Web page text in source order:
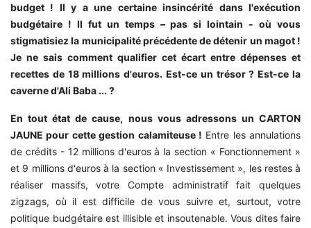
budget ! Il y a une certaine insincérité dans l'exécution
budgétaire ! Il fut un temps – pas si lointain - où vous
stigmatisiez la municipalité précédente de détenir un magot !
Je ne sais comment qualifier cet écart entre dépenses et
recettes de 18 millions d'euros. Est-ce un trésor ? Est-ce la
caverne d'Ali Baba ... ?
En tout état de cause, nous vous adressons un CARTON
JAUNE pour cette gestion calamiteuse ! Entre les annulations
de crédits - 12 millions d'euros à la section « Fonctionnement »
et 9 millions d'euros à la section « Investissement », les restes à
réaliser massifs, votre Compte administratif fait quelques
zigzags, où il est difficile de vous suivre et, surtout, votre
politique budgétaire est illisible et insoutenable. Vous dites faire